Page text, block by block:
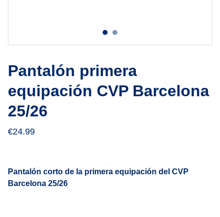
Pantalón primera
equipación CVP Barcelona
25/26
€24.99
Pantalón corto de la primera equipación del CVP
Barcelona 25/26